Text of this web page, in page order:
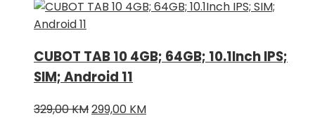
CUBOT TAB 10 4GB; 64GB; 10.1Inch IPS;
SIM; Android 11
329,00KMIzvorna
299,00 KMTrenutna